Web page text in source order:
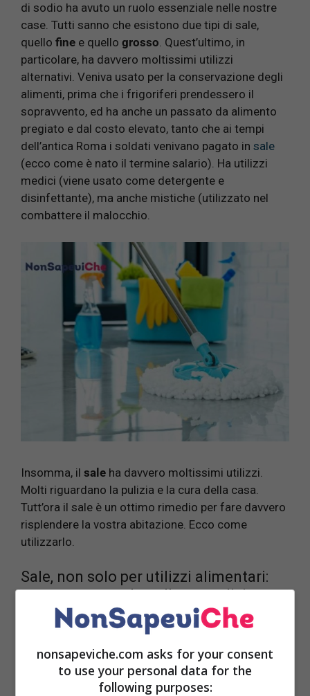
di sodio ha avuto un ruolo essenziale nelle nostre
case. Tutti sanno che esistono due tipi di sale,
quello fine e quello grosso. Quest’ultimo, in
particolare, ha davvero moltissimi utilizzi
alternativi. Veniva usato per la conservazione degli
alimenti, prima che i frigoriferi prendessero il
sopravvento, ed ha anche un passato da alimento
pregiato e dal costo elevato, tanto che ai tempi
dell’antica Roma i soldati venivano pagato in sale
(ecco come è nato il termine salario). Ha utilizzi
medici (viene usato come detergente e
disinfettante), ma anche mistiche (utilizzato nel
combattere il malocchio.
Insomma, il sale ha davvero moltissimi utilizzi.
Molti riguardano la pulizia e la cura della casa.
Tutt’ora il sale è un ottimo rimedio per fare davvero
risplendere la vostra abitazione. Ecco come
utilizzarlo.
Sale, non solo per utilizzi alimentari:
ecco come usarlo nelle tue pulizie
nonsapeviche.com asks for your consent
to use your personal data for the
following purposes: